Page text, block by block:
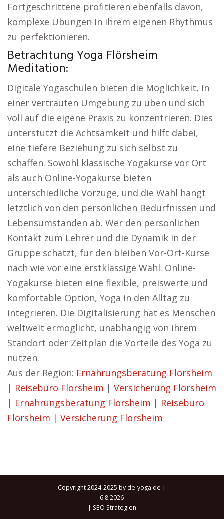
Fortgeschrittene profitieren ebenfalls davon,
komplexe Übungen in ihrem eigenen Rhythmus
zu perfektionieren.
Betrachtung Yoga Flörsheim
Meditation:
Digitale Yogaschulen bieten die Möglichkeit, in
einer vertrauten Umgebung zu üben und sich
voll auf die eigene Praxis zu konzentrieren. Dies
unterstützt die Achtsamkeit und hilft dabei,
eine tiefere Beziehung zu sich selbst zu
schaffen. Sowohl klassische Yogakurse vor Ort
als auch Online-Yogakurse bieten
unterschiedliche Vorzüge, und die Wahl hängt
letztlich von den persönlichen Bedürfnissen und
Lebensumständen ab. Wer den persönlichen
Kontakt zum Lehrer und die Dynamik in der
Gruppe schätzt, für den bleiben Vor-Ort-Kurse
nach wie vor eine erstklassige Wahl. Online-
Yogakurse bieten eine flexible, preiswerte und
komfortable Option, Yoga in den Alltag zu
integrieren. Die Digitalisierung hat es Menschen
weltweit ermöglicht, unabhängig von ihrem
Standort oder Zeitplan die Vorteile des Yoga zu
nutzen.
Aus der Region: Ernährungsberatung Flörsheim
| Reisebüro Flörsheim | Versicherung Flörsheim
| Ernährungsberatung Flörsheim | Reisebüro
Flörsheim | Versicherung Flörsheim
Copyright 2024-2025 by de-yoga.de |
6.8.2026
| SEO Strategien